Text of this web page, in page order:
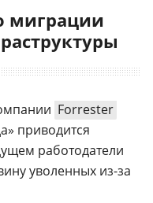
миграции
Forrester
приводится
работодатели
уволенных из-за